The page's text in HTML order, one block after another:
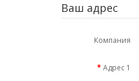
Ваш адрес
Компания
Адрес 1